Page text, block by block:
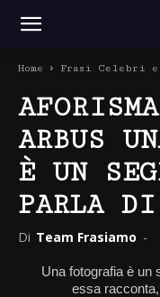
Home Frasi Celebri e
ARBUS
È UN
PARLA
Di Team Frasiamo -
Una fotografia è un
essa